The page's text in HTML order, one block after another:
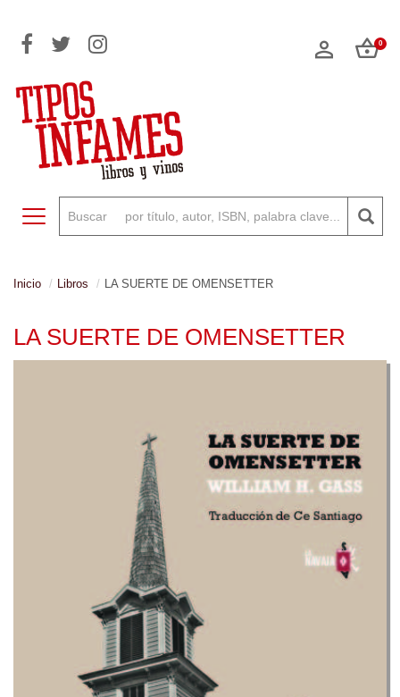
0
Toggle navigation
Inicio Libros LA SUERTE DE OMENSETTER
LA SUERTE DE OMENSETTER